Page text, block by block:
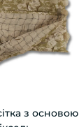
з основою